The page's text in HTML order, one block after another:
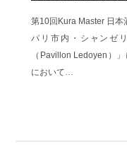
第10回Kura Master 日本
パリ市内・シャンゼ
（Pavillon Ledoyen）
において…